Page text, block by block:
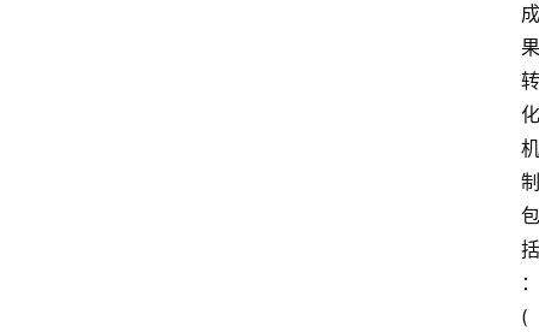
成
果
转
化
机
制
包
括
：
(